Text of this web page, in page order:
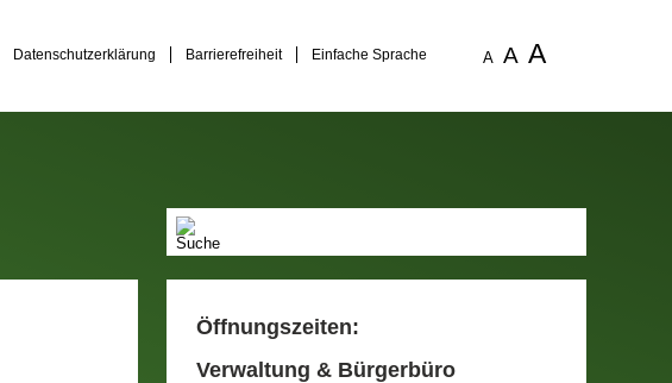
Datenschutzerklärung Barrierefreiheit Einfache Sprache A A A
Öffnungszeiten:
Verwaltung & Bürgerbüro